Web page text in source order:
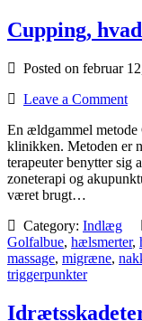
Cupping,
Posted on februar
Leave a Comment
En ældgammel
klinikken. Metoden er
terapeuter benytter sig
zoneterapi og
været brugt…
Category: Indlæg
Golfalbue, hælsmerter,
massage, migræne,
triggerpunkter